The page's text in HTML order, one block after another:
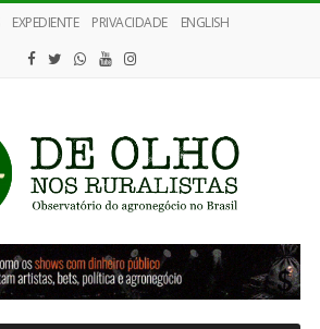
EXPEDIENTE PRIVACIDADE ENGLISH